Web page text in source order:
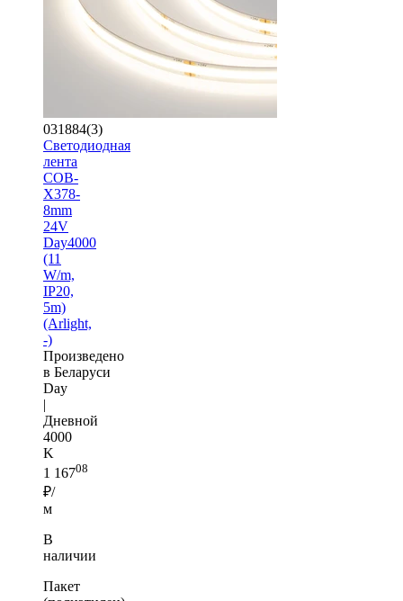
031884(3)
Светодиодная
лента
COB-
X378-
8mm
24V
Day4000
(11
W/m,
IP20,
5m)
(Arlight,
-)
Произведено
в Беларуси
Day
|
Дневной
4000
K
1 16708
₽/
м
В
наличии
Пакет